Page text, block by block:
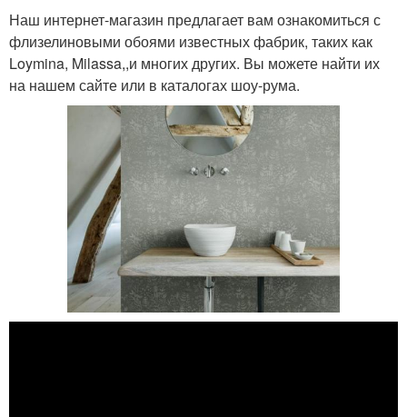
Наш интернет-магазин предлагает вам ознакомиться с
флизелиновыми обоями известных фабрик, таких как
Loymina, Milassa,,и многих других. Вы можете найти их
на нашем сайте или в каталогах шоу-рума.